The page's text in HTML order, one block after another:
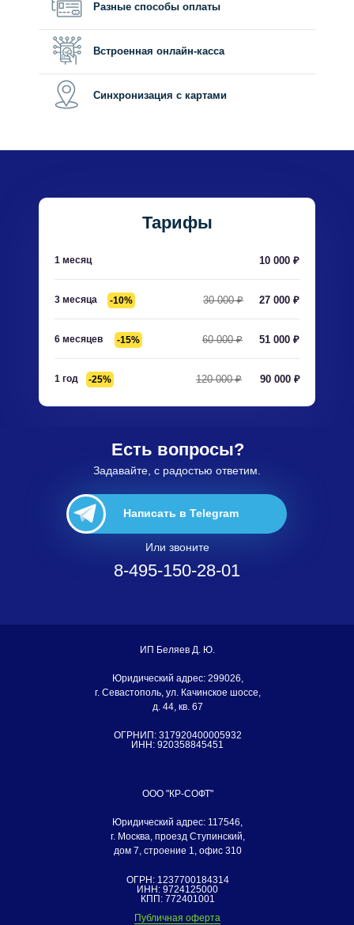
Разные способы оплаты
Встроенная онлайн-касса
Синхронизация с картами
1 месяц 10 000 ₽
6 месяцев -15% 60 000 ₽ 51 000 ₽
3 месяца -10% 30 000 ₽ 27 000 ₽
1 год -25% 120 000 ₽ 90 000 ₽
Тарифы
Есть вопросы?
Задавайте, с радостью ответим.
Или звоните
8-495-150-28-01
Написать в Telegram
ООО "КР-СОФТ"
Юридический адрес: 117546,
г. Москва, проезд Ступинский,
дом 7, строение 1, офис 310
ОГРН: 1237700184314
ИНН: 9724125000
КПП: 772401001
Публичная оферта
ИП Беляев Д. Ю.
Юридический адрес: 299026,
г. Севастополь, ул. Качинское шоссе,
д. 44, кв. 67
ОГРНИП: 317920400005932
ИНН: 920358845451